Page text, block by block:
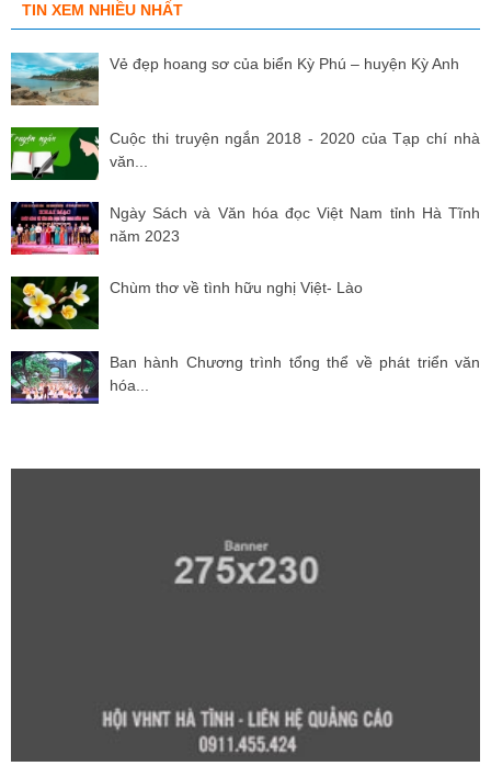
TIN XEM NHIỀU NHẤT
Vẻ đẹp hoang sơ của biển Kỳ Phú – huyện Kỳ Anh
Cuộc thi truyện ngắn 2018 - 2020 của Tạp chí nhà
văn...
Ngày Sách và Văn hóa đọc Việt Nam tỉnh Hà Tĩnh
năm 2023
Chùm thơ về tình hữu nghị Việt- Lào
Ban hành Chương trình tổng thể về phát triển văn
hóa...